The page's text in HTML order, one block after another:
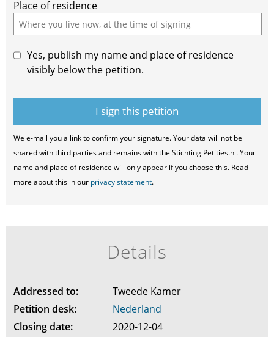
Place of residence
Yes, publish my name and place of residence
visibly below the petition.
We e-mail you a link to confirm your signature. Your data will not be
shared with third parties and remains with the Stichting Petities.nl. Your
name and place of residence will only appear if you choose this. Read
more about this in our privacy statement.
Details
Addressed to:
Tweede Kamer
Petition desk:
Nederland
Closing date:
2020-12-04